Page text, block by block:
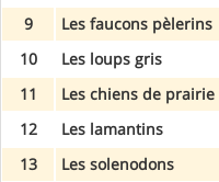
9
Les faucons pèlerins
10
Les loups gris
11
Les chiens de prairie
12
Les lamantins
13
Les solenodons